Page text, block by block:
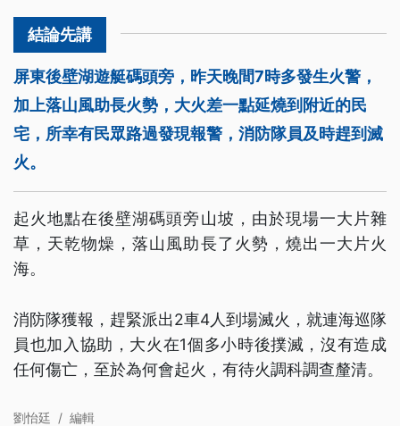
屏東後壁湖遊艇碼頭旁，昨天晚間7時多發生火警，
加上落山風助長火勢，大火差一點延燒到附近的民
宅，所幸有民眾路過發現報警，消防隊員及時趕到滅
火。
起火地點在後壁湖碼頭旁山坡，由於現場一大片雜
草，天乾物燥，落山風助長了火勢，燒出一大片火
海。
消防隊獲報，趕緊派出2車4人到場滅火，就連海巡隊
員也加入協助，大火在1個多小時後撲滅，沒有造成
任何傷亡，至於為何會起火，有待火調科調查釐清。
劉怡廷 / 編輯